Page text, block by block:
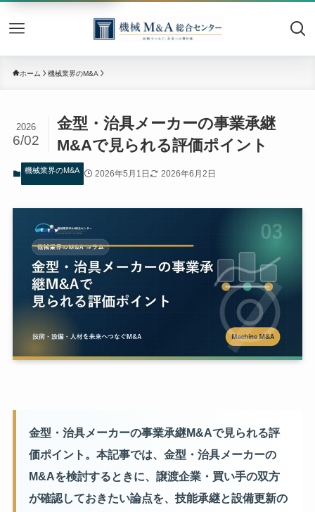
機械
ホーム 機械業界のM&A
金型・治具メーカーの事業承継
M&Aで見られる評価ポイント
2026
6/02
機械業界のM&A 2026年5月1日 2026年6月2日
金型・治具メーカーの事業承継M&Aで見られる評
価ポイント。本記事では、金型・治具メーカーの
M&Aを検討するときに、譲渡企業・買い手の双方
が確認しておきたい論点を、技能承継と設備更新の